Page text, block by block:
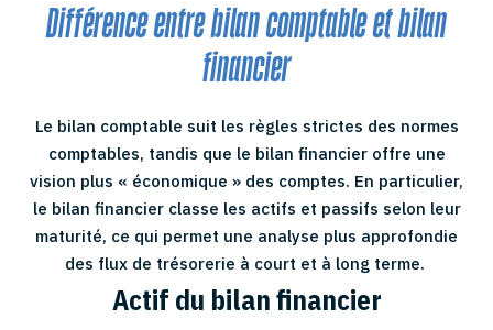
Différence entre bilan comptable et bilan
financier
Le bilan comptable suit les règles strictes des normes
comptables, tandis que le bilan financier offre une
vision plus « économique » des comptes. En particulier,
le bilan financier classe les actifs et passifs selon leur
maturité, ce qui permet une analyse plus approfondie
des flux de trésorerie à court et à long terme.
Actif du bilan financier